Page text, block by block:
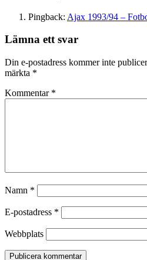
Pingback: Ajax 1993/94 –
Lämna ett svar
Din e-postadress kommer inte
märkta *
Kommentar *
Namn *
E-postadress *
Webbplats